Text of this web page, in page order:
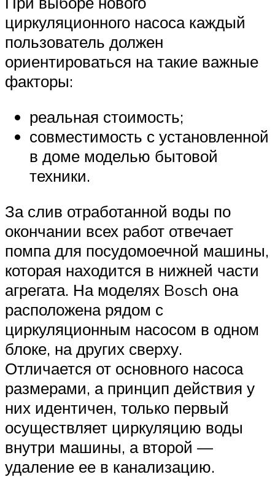
циркуляционного насоса каждый
пользователь должен
ориентироваться на такие важные
факторы:
реальная стоимость;
совместимость с установленной
в доме моделью бытовой
техники.
За слив отработанной воды по
окончании всех работ отвечает
помпа для посудомоечной машины,
которая находится в нижней части
агрегата. На моделях Bosch она
расположена рядом с
циркуляционным насосом в одном
блоке, на других сверху.
Отличается от основного насоса
размерами, а принцип действия у
них идентичен, только первый
осуществляет циркуляцию воды
внутри машины, а второй —
удаление ее в канализацию.